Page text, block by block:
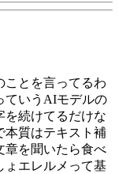
ことを言ってるわ
ていうAIモデルの
を続けてるだけな
本質はテキスト補
章を聞いたら食べ
ょエレルメって基